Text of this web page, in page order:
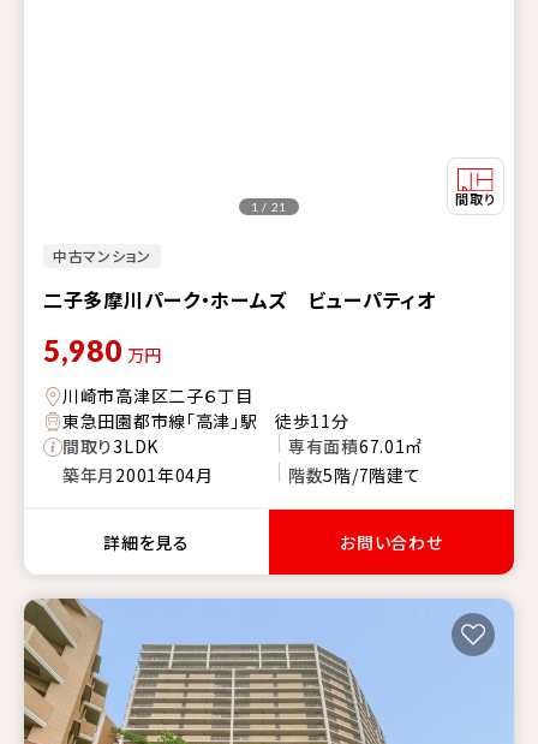
中古マンション
二子多摩川パーク・ホームズ ビューパティオ
1 / 21
5,980 万円
川崎市高津区二子６丁目
東急田園都市線「高津」駅 徒歩11分
間取り3LDK 専有面積67.01㎡
築年月 2001年04月 階数5階/7階建て
詳細を見る お問い合わせ